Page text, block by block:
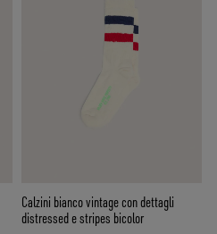
Calzini bianco vintage con dettagli
distressed e stripes bicolor